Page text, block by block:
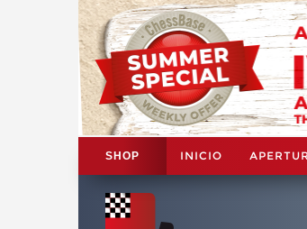
SHOP INICIO